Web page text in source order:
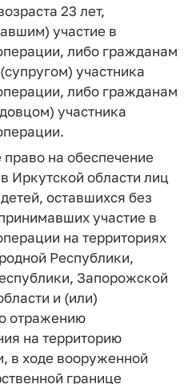
23 лет,
участие в
либо гражданам
участника
либо гражданам
участника
на обеспечение
области лиц
оставшихся без
участие в
на территориях
Республики,
Запорожской
и (или)
отражению
на территорию
в ходе вооруженной
границе